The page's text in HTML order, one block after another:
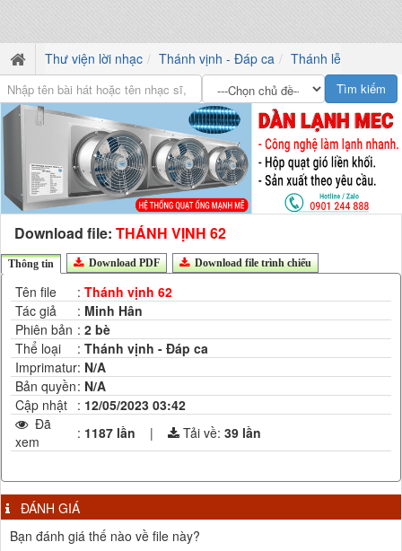
Thư viện lời nhạc Thánh vịnh - Đáp ca Thánh lễ
Download file: THÁNH VỊNH 62
Thông tin Download PDF Download file trình chiếu
Tên file : Thánh vịnh 62
Tác giả
: Minh Hân
Phiên bản : 2 bè
Thể loại
: Thánh vịnh - Đáp ca
Imprimatur: N/A
Bản quyền: N/A
Cập nhật : 12/05/2023 03:42
Đã
xem
: 1187 lần | Tải về: 39 lần
ĐÁNH GIÁ
Bạn đánh giá thế nào về file này?